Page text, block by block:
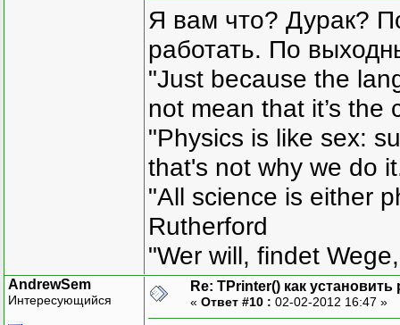
Я вам что? Дурак?
работать. По
"Just because the
not mean that it’s the
"Physics is like sex:
that's not why we do
"All science is either
Rutherford
"Wer will, findet
AndrewSem
Интересующийся
Re: TPrinter() как
« Ответ #10 : 02-02-2012 16:47 »